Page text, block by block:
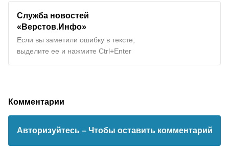
Служба новостей
«Верстов.Инфо»
Если вы заметили ошибку в тексте,
выделите ее и нажмите Ctrl+Enter
Комментарии
Авторизуйтесь – Чтобы оставить комментарий